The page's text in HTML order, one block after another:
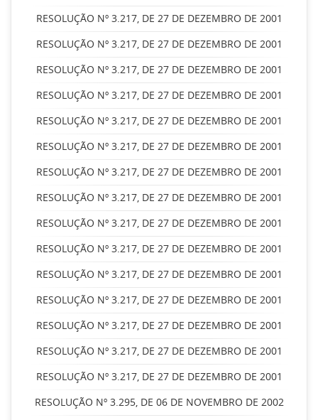
RESOLUÇÃO Nº 3.217, DE 27 DE DEZEMBRO DE 2001
RESOLUÇÃO Nº 3.217, DE 27 DE DEZEMBRO DE 2001
RESOLUÇÃO Nº 3.217, DE 27 DE DEZEMBRO DE 2001
RESOLUÇÃO Nº 3.217, DE 27 DE DEZEMBRO DE 2001
RESOLUÇÃO Nº 3.217, DE 27 DE DEZEMBRO DE 2001
RESOLUÇÃO Nº 3.217, DE 27 DE DEZEMBRO DE 2001
RESOLUÇÃO Nº 3.217, DE 27 DE DEZEMBRO DE 2001
RESOLUÇÃO Nº 3.217, DE 27 DE DEZEMBRO DE 2001
RESOLUÇÃO Nº 3.217, DE 27 DE DEZEMBRO DE 2001
RESOLUÇÃO Nº 3.217, DE 27 DE DEZEMBRO DE 2001
RESOLUÇÃO Nº 3.217, DE 27 DE DEZEMBRO DE 2001
RESOLUÇÃO Nº 3.217, DE 27 DE DEZEMBRO DE 2001
RESOLUÇÃO Nº 3.217, DE 27 DE DEZEMBRO DE 2001
RESOLUÇÃO Nº 3.217, DE 27 DE DEZEMBRO DE 2001
RESOLUÇÃO Nº 3.217, DE 27 DE DEZEMBRO DE 2001
RESOLUÇÃO Nº 3.295, DE 06 DE NOVEMBRO DE 2002